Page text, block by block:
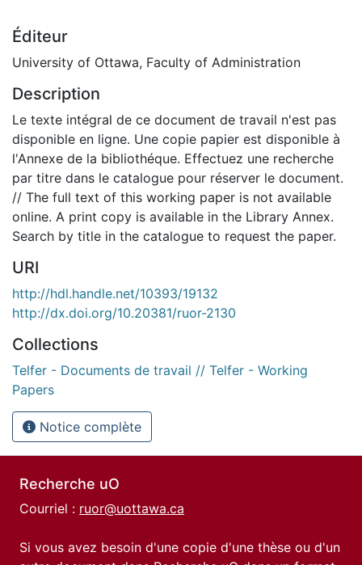
Éditeur
University of Ottawa, Faculty of Administration
Description
Le texte intégral de ce document de travail n'est pas
disponible en ligne. Une copie papier est disponible à
l'Annexe de la bibliothéque. Effectuez une recherche
par titre dans le catalogue pour réserver le document.
// The full text of this working paper is not available
online. A print copy is available in the Library Annex.
Search by title in the catalogue to request the paper.
URI
http://hdl.handle.net/10393/19132
http://dx.doi.org/10.20381/ruor-2130
Collections
Telfer - Documents de travail // Telfer - Working
Papers
Notice complète
Recherche uO
Courriel : ruor@uottawa.ca
Si vous avez besoin d'une copie d'une thèse ou d'un